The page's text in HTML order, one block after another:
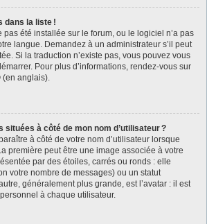
dans la liste !
pas été installée sur le forum, ou le logiciel n’a pas
langue. Demandez à un administrateur s’il peut
Si la traduction n’existe pas, vous pouvez vous
Pour plus d’informations, rendez-vous sur
(en anglais).
situées à côté de mon nom d’utilisateur ?
à côté de votre nom d’utilisateur lorsque
première peut être une image associée à votre
par des étoiles, carrés ou ronds : elle
votre nombre de messages) ou un statut
généralement plus grande, est l’avatar : il est
à chaque utilisateur.